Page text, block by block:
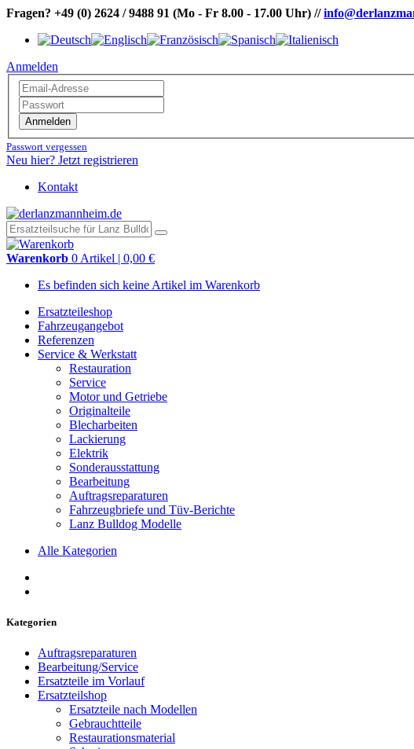
Fragen? +49 (0) 2624 / 9488 91 (Mo - Fr 8.00 - 17.00 Uhr) //
Anmelden
Anmelden
Passwort vergessen
Neu hier? Jetzt registrieren
Kontakt
Warenkorb 0 Artikel | 0,00 €
Es befinden sich keine Artikel im Warenkorb
Ersatzteileshop
Fahrzeugangebot
Referenzen
Service & Werkstatt
Restauration
Service
Motor und Getriebe
Originalteile
Blecharbeiten
Lackierung
Elektrik
Sonderausstattung
Bearbeitung
Auftragsreparaturen
Fahrzeugbriefe und Tüv-Berichte
Lanz Bulldog Modelle
Alle Kategorien
Kategorien
Auftragsreparaturen
Bearbeitung/Service
Ersatzteile im Vorlauf
Ersatzteilshop
Ersatzteile nach Modellen
Gebrauchtteile
Restaurationsmaterial